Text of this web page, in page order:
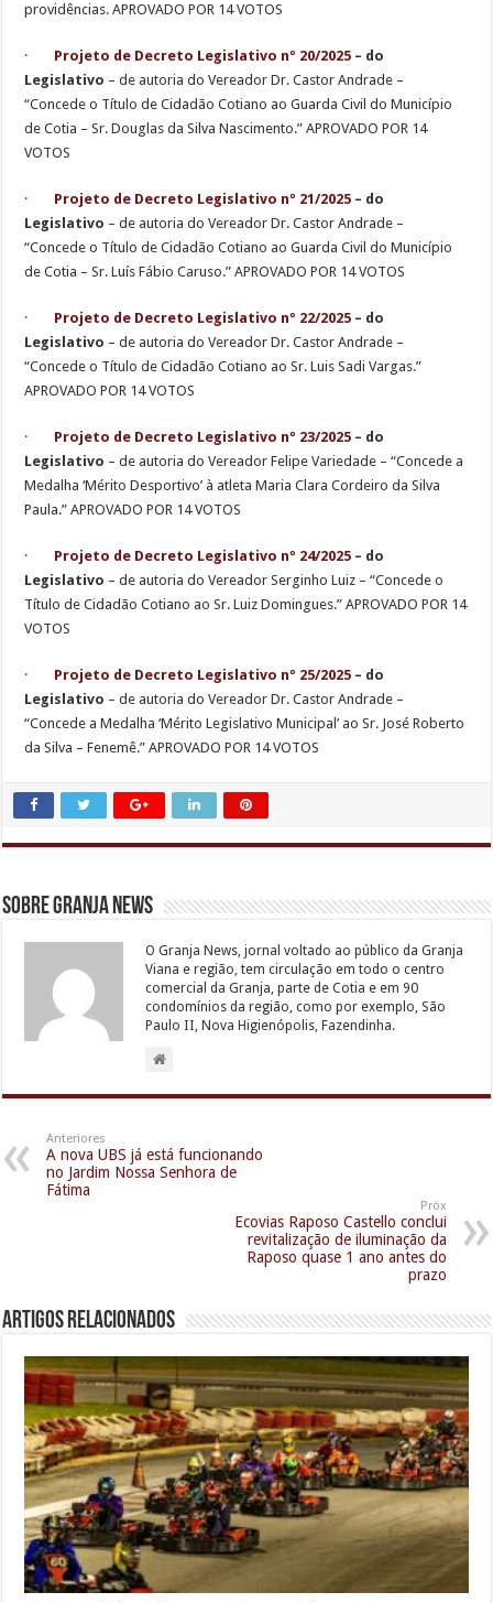
providências. APROVADO POR 14 VOTOS
· Projeto de Decreto Legislativo nº 20/2025 – do
Legislativo – de autoria do Vereador Dr. Castor Andrade –
“Concede o Título de Cidadão Cotiano ao Guarda Civil do Município
de Cotia – Sr. Douglas da Silva Nascimento.” APROVADO POR 14
VOTOS
· Projeto de Decreto Legislativo nº 21/2025 – do
Legislativo – de autoria do Vereador Dr. Castor Andrade –
“Concede o Título de Cidadão Cotiano ao Guarda Civil do Município
de Cotia – Sr. Luís Fábio Caruso.” APROVADO POR 14 VOTOS
· Projeto de Decreto Legislativo nº 22/2025 – do
Legislativo – de autoria do Vereador Dr. Castor Andrade –
“Concede o Título de Cidadão Cotiano ao Sr. Luis Sadi Vargas.”
APROVADO POR 14 VOTOS
· Projeto de Decreto Legislativo nº 23/2025 – do
Legislativo – de autoria do Vereador Felipe Variedade – “Concede a
Medalha ‘Mérito Desportivo’ à atleta Maria Clara Cordeiro da Silva
Paula.” APROVADO POR 14 VOTOS
· Projeto de Decreto Legislativo nº 24/2025 – do
Legislativo – de autoria do Vereador Serginho Luiz – “Concede o
Título de Cidadão Cotiano ao Sr. Luiz Domingues.” APROVADO POR 14
VOTOS
· Projeto de Decreto Legislativo nº 25/2025 – do
Legislativo – de autoria do Vereador Dr. Castor Andrade –
“Concede a Medalha ‘Mérito Legislativo Municipal’ ao Sr. José Roberto
da Silva – Fenemê.” APROVADO POR 14 VOTOS
Sobre Granja News
O Granja News, jornal voltado ao público da Granja
Viana e região, tem circulação em todo o centro
comercial da Granja, parte de Cotia e em 90
condomínios da região, como por exemplo, São
Paulo II, Nova Higienópolis, Fazendinha.
Anteriores
A nova UBS já está funcionando
no Jardim Nossa Senhora de
Fátima
Próx
Ecovias Raposo Castello conclui
revitalização de iluminação da
Raposo quase 1 ano antes do
prazo
Artigos relacionados